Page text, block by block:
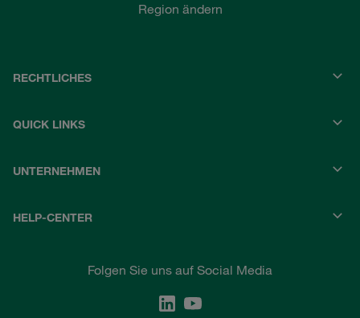
Region ändern
RECHTLICHES
QUICK LINKS
UNTERNEHMEN
HELP-CENTER
Folgen Sie uns auf Social Media